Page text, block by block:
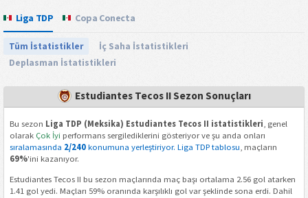
Liga TDP Copa Conecta
Tüm İstatistikler
İç Saha İstatistikleri
Deplasman İstatistikleri
Estudiantes Tecos II Sezon Sonuçları
Bu sezon Liga TDP (Meksika) Estudiantes Tecos II istatistikleri, genel
olarak Çok İyi performans sergilediklerini gösteriyor ve şu anda onları
sıralamasında 2/240konumuna yerleştiriyor. Liga TDP tablosu, maçların
69%'ini kazanıyor.
Estudiantes Tecos II bu sezon maçlarında maç başı ortalama 2.56 gol atarken
1.41 gol yedi. Maçları 59% oranında karşılıklı gol var şeklinde sona erdi. Dahil